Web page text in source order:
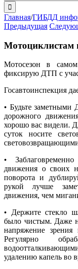
поиска:
Главная/ГИБДД
Предыдущая
Мотоциклистам
Мотосезон в
фиксирую ДТП с
Госавтоинспекция
• Будьте заметными
дорожного
хорошо вас видели.
суток носите
•
движения о своих
поворота и
рукой лучше
движения, чем
• Держите стекло
было чистым. Даже
напряжение зрения
Регулярно
удалению капель во